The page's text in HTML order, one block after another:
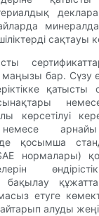
сақтауы
бар. Сүзу
қатысты
көрсетілуі
арнайы
қосымша
нормалары)
бақылау
етуге
алуды